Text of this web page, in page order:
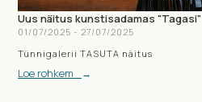
Uus näitus kunstisadamas "Tagasi"
01/07/2025 -27/07/2025
Tünnigalerii TASUTA näitus
Loe rohkem →